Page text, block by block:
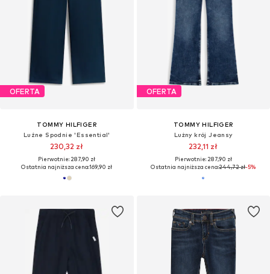
OFERTA
TOMMY HILFIGER
Luźne Spodnie 'Essential'
230,32 zł
Pierwotnie: 287,90 zł
Ostatnia najniższa cena:169,90 zł
OFERTA
TOMMY HILFIGER
Lużny krój Jeansy
232,11 zł
Pierwotnie: 287,90 zł
Ostatnia najniższa cena:244,72 zł-5%